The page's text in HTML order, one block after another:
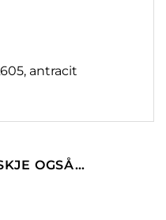
antracit
OGSÅ…